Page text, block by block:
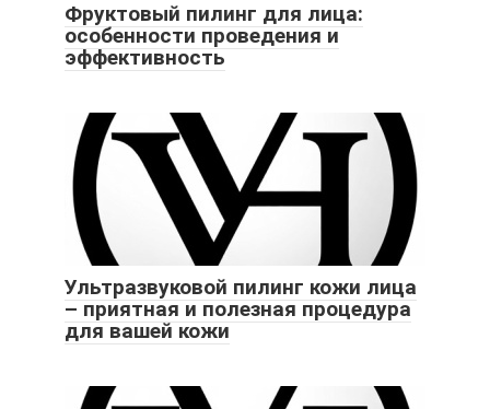
Фруктовый пилинг для лица:
особенности проведения и
эффективность
Ультразвуковой пилинг кожи лица
– приятная и полезная процедура
для вашей кожи